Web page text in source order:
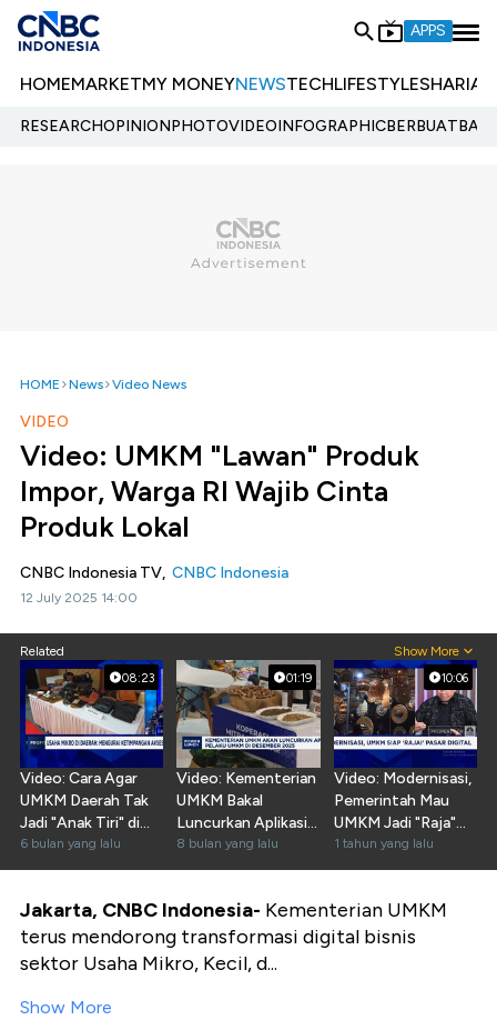
APPS
HOMEMARKETMY MONEYNEWSTECHLIFESTYLESHARIA
RESEARCHOPINIONPHOTOVIDEOINFOGRAPHIC
HOME News Video News
VIDEO
Video: UMKM "Lawan" Produk
Impor, Warga RI Wajib Cinta
Produk Lokal
CNBC Indonesia TV, CNBC Indonesia
12 July 2025 14:00
Related Show More
08:23
Video: Cara Agar
UMKM Daerah Tak
Jadi "Anak Tiri" di
Negeri Sendiri
6 bulan yang lalu
01:19
Video: Kementerian
UMKM Bakal
Luncurkan Aplikasi
Khusus UMKM
8 bulan yang lalu
10:06
Video: Modernisasi,
Pemerintah Mau
UMKM Jadi "Raja"
Pasar Digital
1 tahun yang lalu
Jakarta, CNBC Indonesia- Kementerian UMKM
terus mendorong transformasi digital bisnis
sektor Usaha Mikro, Kecil, d...
Show More